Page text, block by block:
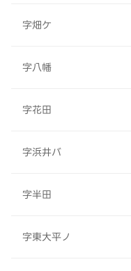
字畑ケ
字八幡
字花田
字浜井バ
字半田
字東大平ノ